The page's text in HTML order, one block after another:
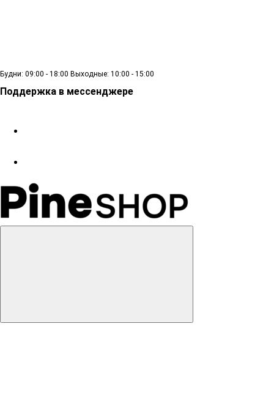
Будни: 09:00 - 18:00 Выходные: 10:00 - 15:00
Поддержка в мессенджере